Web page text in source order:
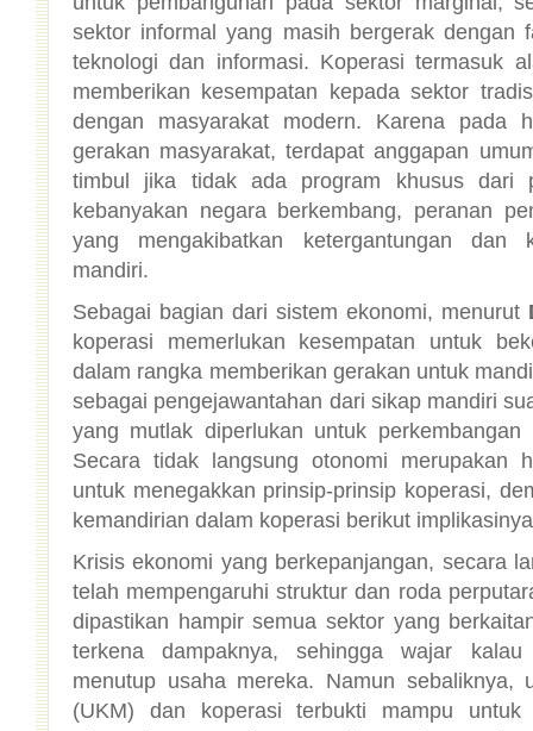
mandiri.
Sebagai bagian dari sistem ekonomi, menurut
kemandirian dalam koperasi berikut
Krisis ekonomi yang berkepanjangan, secara
telah mempengaruhi struktur dan roda
dipastikan hampir semua sektor yang
terkena dampaknya, sehingga wajar
menutup usaha mereka. Namun sebaliknya,
(UKM) dan koperasi terbukti mampu
ekonomi. “Prospek masa depan koperasi
diharapkan menjadi soko guru
negara sangat ditentukan oleh mampu